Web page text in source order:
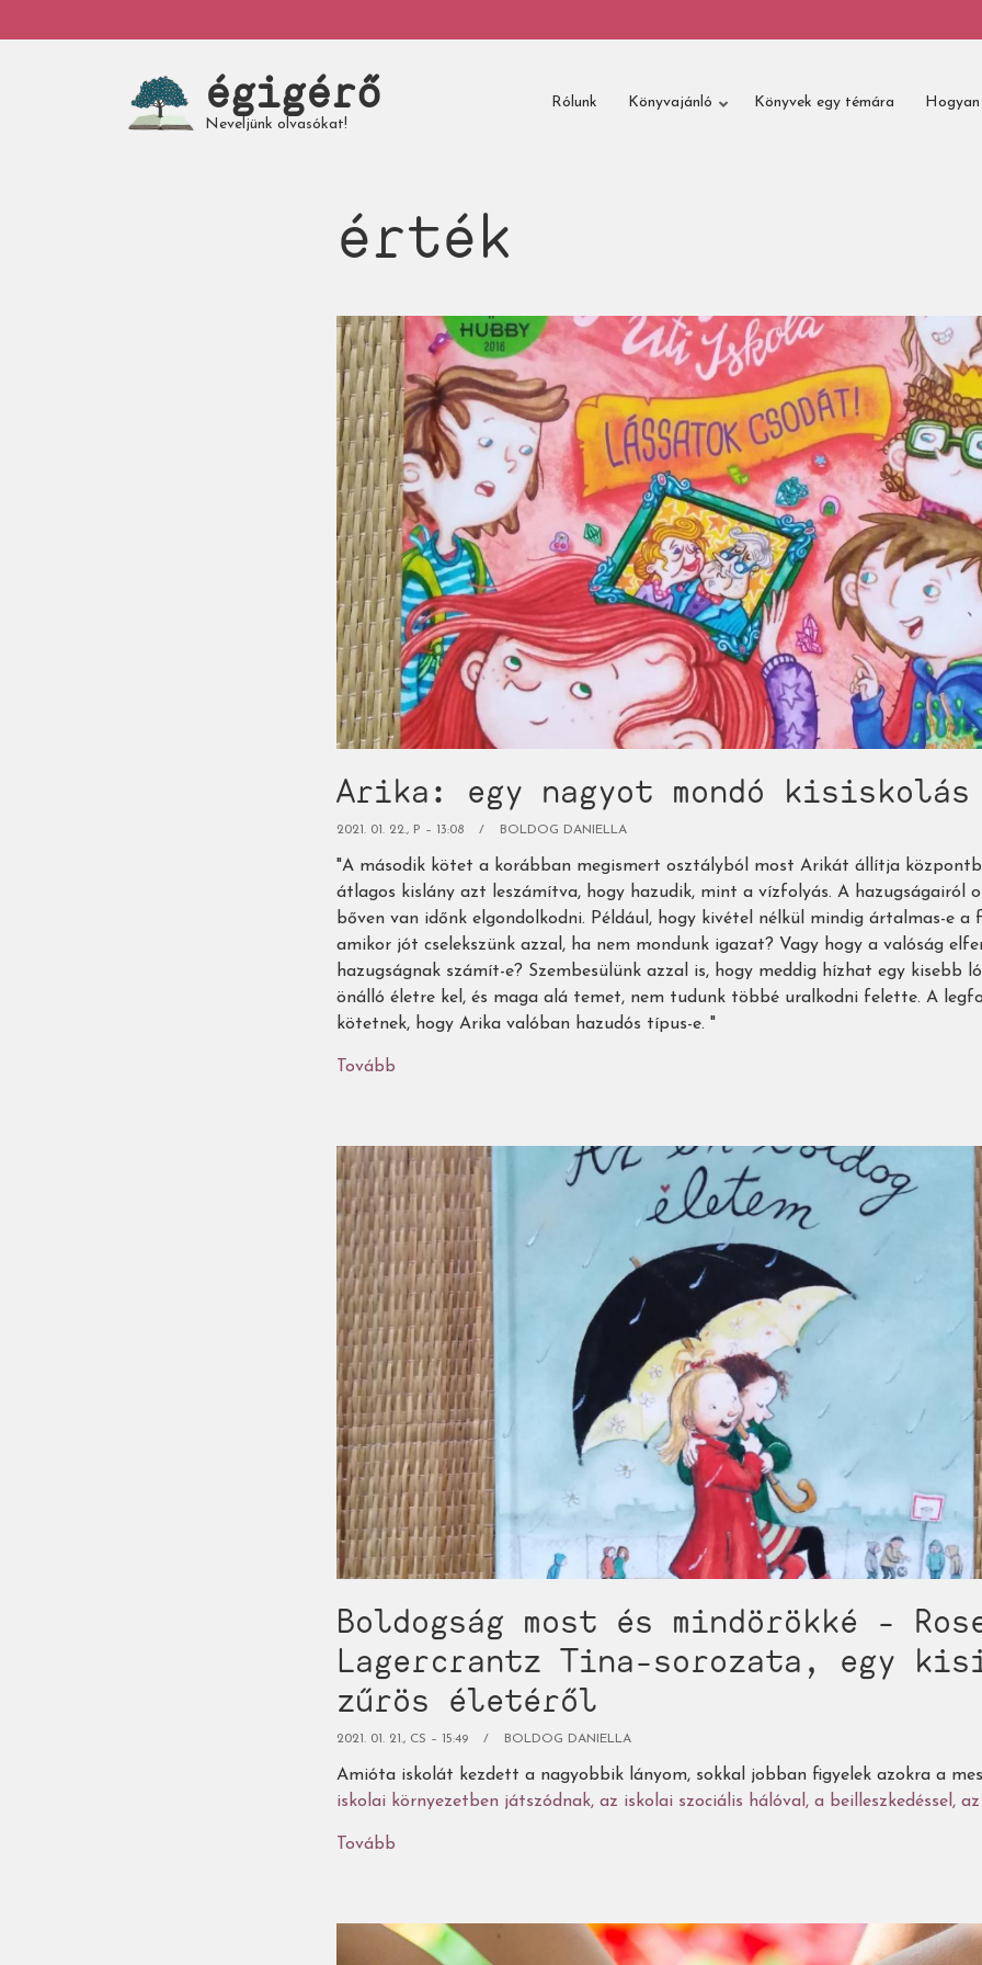
a
My
account
égigérő
Neveljünk olvasókat!
Rólunk Könyvajánló Könyvek egy témára
érték
Arika: egy nagyot mondó kisiskolás
2021. 01. 22., P – 13:08 BOLDOG DANIELLA
"A második kötet a korábban megismert osztályból most Arikát állítja
átlagos kislány azt leszámítva, hogy hazudik, mint a vízfolyás. A hazugságairól
bőven van időnk elgondolkodni. Például, hogy kivétel nélkül mindig ártalmas-e a
amikor jót cselekszünk azzal, ha nem mondunk igazat? Vagy hogy a valóság
hazugságnak számít-e? Szembesülünk azzal is, hogy meddig hízhat egy kisebb
önálló életre kel, és maga alá temet, nem tudunk többé uralkodni felette. A
kötetnek, hogy Arika valóban hazudós típus-e. "
Tovább
mondó
kisiskolás)
Boldogság most és mindörökké -
Lagercrantz Tina-sorozata, egy
zűrös életéről
2021. 01. 21., CS – 15:49 BOLDOG DANIELLA
Amióta iskolát kezdett a nagyobbik lányom, sokkal jobban figyelek azokra a
iskolai környezetben játszódnak, az iskolai szociális hálóval, a beilleszkedéssel,
Tovább
mindörökké